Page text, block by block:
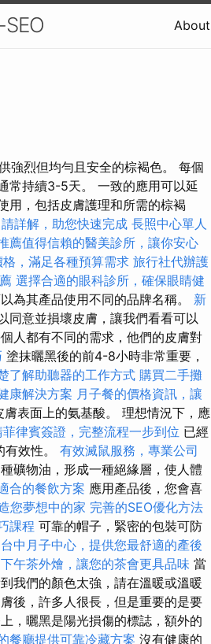
About
強烈但均勻且安全的棕褐色。 每個
常持續3-5天。 一致的應用可以延
用，包括皮膚護理和所需的棕褐
詳解，助您快速完成 長照中心單人
薦值得信賴的醫美診所，讓你安心
，滿足各種預算需求 旅行社代辦護
選擇合適的眼科診所，確保眼睛健
為其產品使用不同的品牌名稱。 新
同意並損壞皮膚，讓我們看看可以
人都有不同的需求，他們的皮膚對
塗抹曬黑後的前4-8小時非常重要，
了解助聽器的工作方式 購買二手攤
康解決方案 月子餐的價格資訊，讓
表面上的氨基酸。 理想情況下，應
律賓簽證，完整流程一步到位 已經
效性。 有效滅鼠服務，專業公司
礦物油，形成一種絕緣層，使人體
合的餐飲方案 應用產品後，您會喜
您夢想中的家 完善的SEO優化方法
課程 可靠的帽子，緊密的包裝可防
台中月子中心，提供您最舒適的產後
下午茶外燴，讓您的茶會更具品味 當
我們的顏色太強，請在溫暖或溫暖
後，許多人很長，但是重要的是要
，曬黑是陽光損傷的標誌，額外的
餐廳提供可靠冷藏方案 沒有健康的